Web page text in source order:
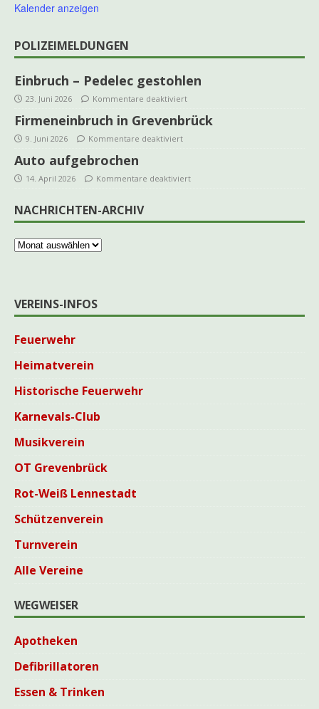
Kalender anzeigen
POLIZEIMELDUNGEN
Einbruch – Pedelec gestohlen
23. Juni 2026 Kommentare deaktiviert
Firmeneinbruch in Grevenbrück
9. Juni 2026 Kommentare deaktiviert
Auto aufgebrochen
14. April 2026 Kommentare deaktiviert
NACHRICHTEN-ARCHIV
VEREINS-INFOS
Feuerwehr
Heimatverein
Historische Feuerwehr
Karnevals-Club
Musikverein
OT Grevenbrück
Rot-Weiß Lennestadt
Schützenverein
Turnverein
Alle Vereine
WEGWEISER
Apotheken
Defibrillatoren
Essen & Trinken